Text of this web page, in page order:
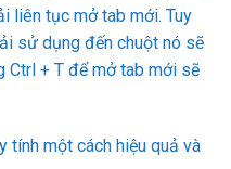
liên tục mở tab mới. Tuy
sử dụng đến chuột nó sẽ
Ctrl + T để mở tab mới sẽ